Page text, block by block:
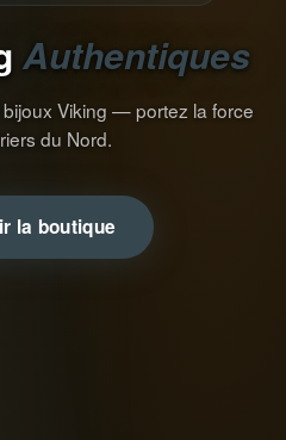
Authentiques
Viking — portez la force
du Nord.
la boutique